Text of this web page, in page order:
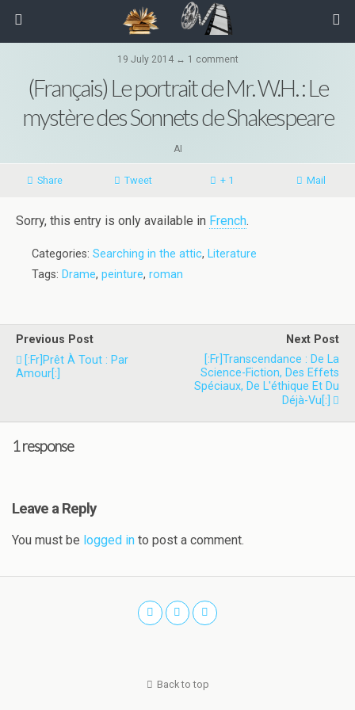
19 July 2014 ↔ 1 comment
(Français) Le portrait de Mr. W.H. : Le
mystère des Sonnets de Shakespeare
AI
Share Tweet + 1 Mail
Sorry, this entry is only available in French.
Categories: Searching in the attic, Literature
Tags: Drame, peinture, roman
Previous Post
[:fr]Prêt À Tout : Par
Amour[:]
Next Post
[:fr]Transcendance : De La
Science-Fiction, Des Effets
Spéciaux, De L'éthique Et Du
Déjà-Vu[:]
1 response
Leave a Reply
You must be logged in to post a comment.
Back to top